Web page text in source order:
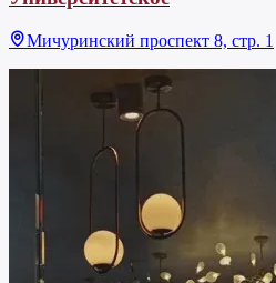
Мичуринский проспект 8, стр. 1